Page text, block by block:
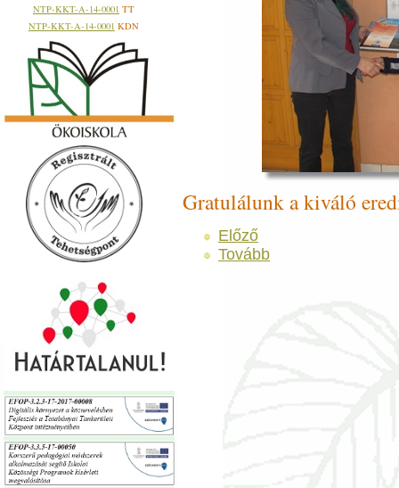
NTP-KKT-A-14-0001 TT
NTP-KKT-A-14-0001 KDN
Gratulálunk a kiváló
Előző
Tovább